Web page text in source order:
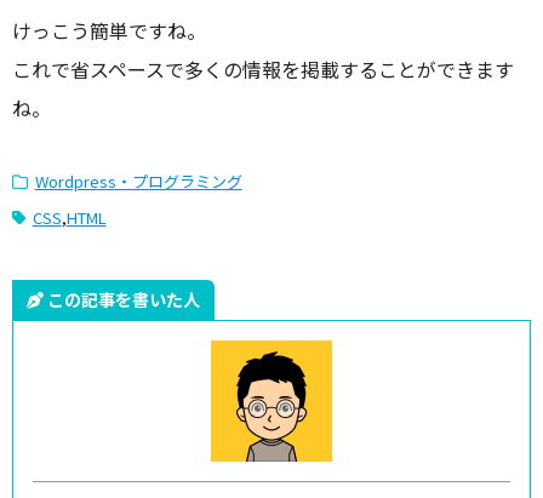
けっこう簡単ですね。
これで省スペースで多くの情報を掲載することができます
ね。
Wordpress・プログラミング
CSS,HTML
この記事を書いた人